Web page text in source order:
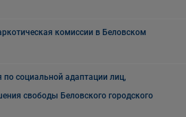
комиссии в Беловском
социальной адаптации лиц,
свободы Беловского городского